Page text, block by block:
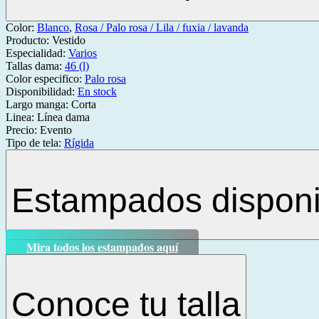
Color: Blanco, Rosa / Palo rosa / Lila / fuxia / lavanda
Producto: Vestido
Especialidad: Varios
Tallas dama: 46 (l)
Color especifico: Palo rosa
Disponibilidad: En stock
Largo manga: Corta
Linea: Línea dama
Precio: Evento
Tipo de tela: Rígida
Estampados
Mira todos los estampados aquí
Conoce tu talla